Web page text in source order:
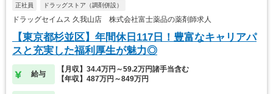
正社員 ドラッグストア（調剤併設）
ドラッグセイムス 久我山店 株式会社富士薬品の薬剤師求人
【東京都杉並区】年間休日117日！豊富なキャリアパ
スと充実した福利厚生が魅力◎
給与
【月収】34.4万円～59.2万円諸手当含む
【年収】487万円～849万円